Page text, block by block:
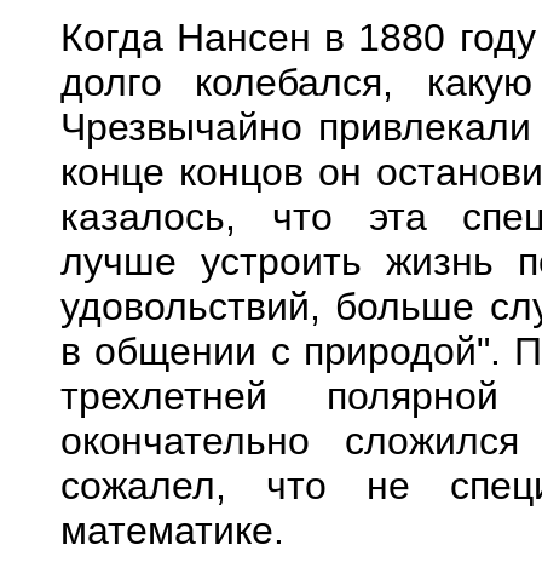
Когда Нансен в 1880
долго колебался,
Чрезвычайно
конце концов он
казалось, что эта
лучше устроить жизнь
удовольствий, больше
в общении с природой".
трехлетней
окончательно
сожалел, что не
математике.